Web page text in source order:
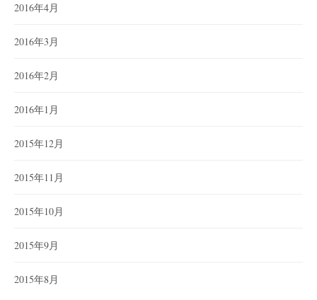
2016年4月
2016年3月
2016年2月
2016年1月
2015年12月
2015年11月
2015年10月
2015年9月
2015年8月